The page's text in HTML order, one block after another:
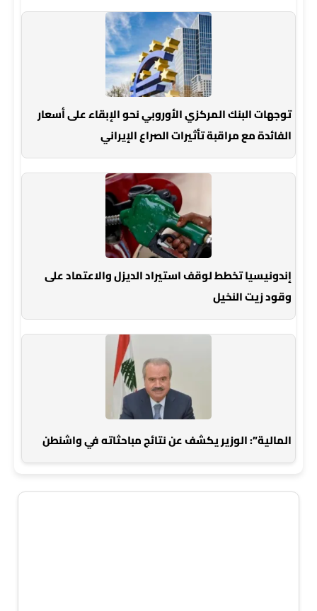
توجهات البنك المركزي الأوروبي نحو الإبقاء على أسعار
الفائدة مع مراقبة تأثيرات الصراع الإيراني
إندونيسيا تخطط لوقف استيراد الديزل والاعتماد على
وقود زيت النخيل
المالية”: الوزير يكشف عن نتائج مباحثاته في واشنطن